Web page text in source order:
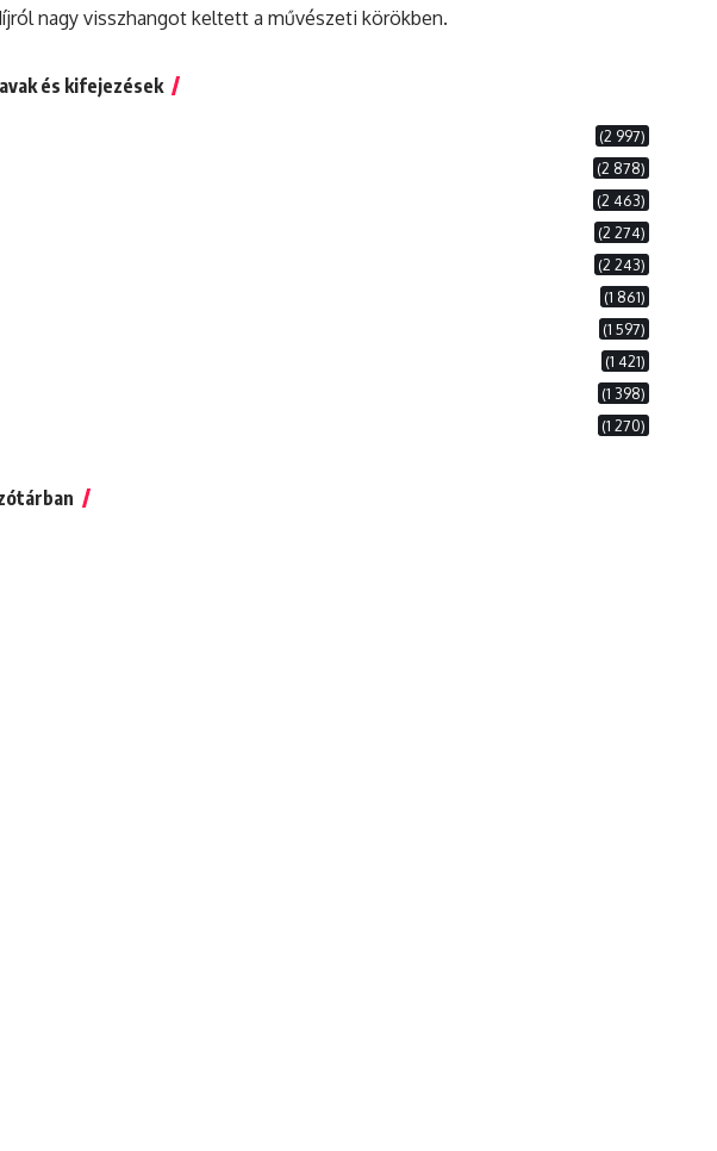
nagy visszhangot keltett a művészeti körökben.
és kifejezések
(2 997)
(2 878)
(2 463)
(2 274)
(2 243)
(1 861)
(1 597)
(1 421)
(1 398)
(1 270)